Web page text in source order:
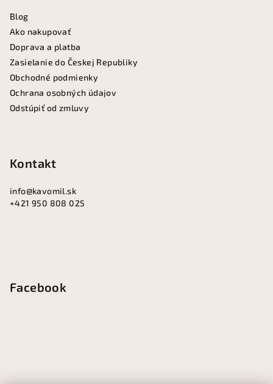
Blog
Ako nakupovať
Doprava a platba
Zasielanie do Českej Republiky
Obchodné podmienky
Ochrana osobných údajov
Odstúpiť od zmluvy
Kontakt
info@kavomil.sk
+421 950 808 025
Facebook